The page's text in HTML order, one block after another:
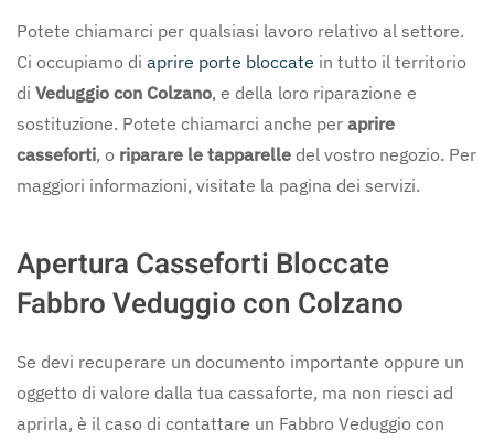
Potete chiamarci per qualsiasi lavoro relativo al settore.
Ci occupiamo di aprire porte bloccate in tutto il territorio
di Veduggio con Colzano, e della loro riparazione e
sostituzione. Potete chiamarci anche per aprire
casseforti, o riparare le tapparelle del vostro negozio. Per
maggiori informazioni, visitate la pagina dei servizi.
Apertura Casseforti Bloccate
Fabbro Veduggio con Colzano
Se devi recuperare un documento importante oppure un
oggetto di valore dalla tua cassaforte, ma non riesci ad
aprirla, è il caso di contattare un Fabbro Veduggio con